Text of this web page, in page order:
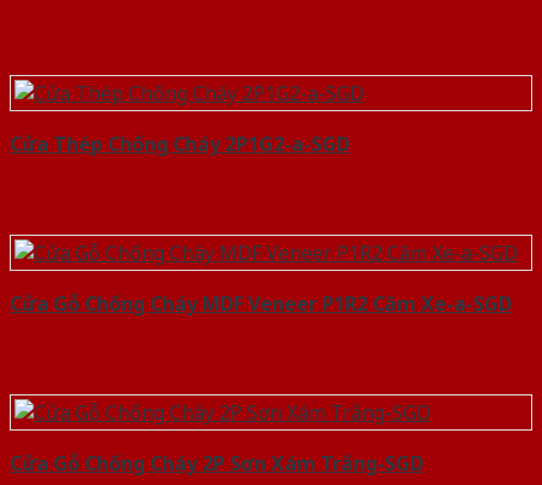
Cửa Thép Chống Cháy 2P1G2-a-SGD
Cửa Gỗ Chống Cháy MDF Veneer P1R2 Căm Xe-a-SGD
Cửa Gỗ Chống Cháy 2P Sơn Xám Trắng-SGD